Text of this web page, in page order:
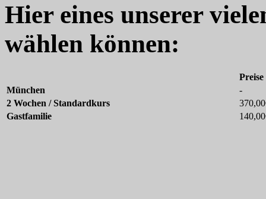
Hier eines unserer
wählen können:
Preise
München
-
2 Wochen / Standardkurs
Gastfamilie